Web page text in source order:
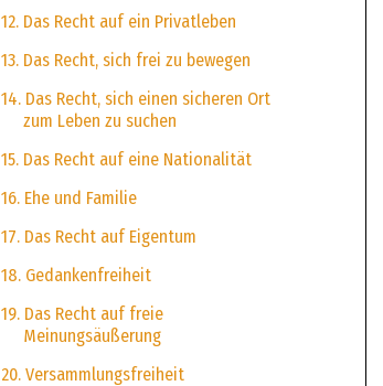
12. Das Recht auf ein Privatleben
13. Das Recht, sich frei zu bewegen
14. Das Recht, sich einen sicheren Ort
zum Leben zu suchen
15. Das Recht auf eine Nationalität
16. Ehe und Familie
17. Das Recht auf Eigentum
18. Gedankenfreiheit
19. Das Recht auf freie
Meinungsäußerung
20. Versammlungsfreiheit